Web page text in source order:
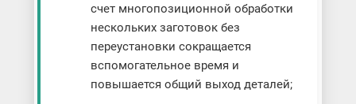
счет многопозиционной обработки
нескольких заготовок без
переустановки сокращается
вспомогательное время и
повышается общий выход деталей;